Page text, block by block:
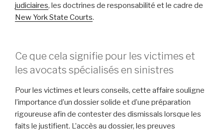
judiciaires, les doctrines de responsabilité et le cadre de
New York State Courts.
Ce que cela signifie pour les victimes et
les avocats spécialisés en sinistres
Pour les victimes et leurs conseils, cette affaire souligne
l’importance d’un dossier solide et d’une préparation
rigoureuse afin de contester des dismissals lorsque les
faits le justifient. L’accès au dossier, les preuves